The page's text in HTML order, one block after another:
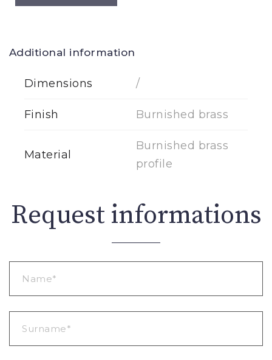
Additional information
Dimensions /
Finish Burnished brass
Material
Burnished brass
profile
Request informations